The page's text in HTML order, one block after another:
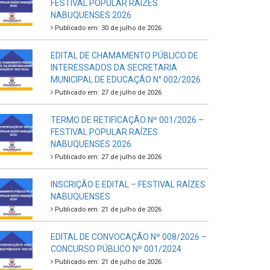
FESTIVAL POPULAR RAÍZES
NABUQUENSES 2026
Publicado em: 30 de julho de 2026
EDITAL DE CHAMAMENTO PÚBLICO DE
INTERESSADOS DA SECRETARIA
MUNICIPAL DE EDUCAÇÃO N° 002/2026
Publicado em: 27 de julho de 2026
TERMO DE RETIFICAÇÃO Nº 001/2026 –
FESTIVAL POPULAR RAÍZES
NABUQUENSES 2026
Publicado em: 27 de julho de 2026
INSCRIÇÃO E EDITAL – FESTIVAL RAÍZES
NABUQUENSES
Publicado em: 21 de julho de 2026
EDITAL DE CONVOCAÇÃO Nº 008/2026 –
CONCURSO PÚBLICO Nº 001/2024
Publicado em: 21 de julho de 2026